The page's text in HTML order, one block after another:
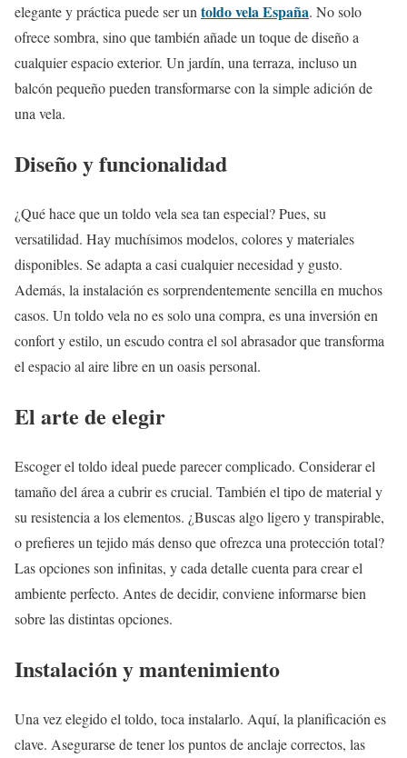
elegante y práctica puede ser untoldo vela España. No solo
ofrece sombra, sino que también añade un toque de diseño a
cualquier espacio exterior. Un jardín, una terraza, incluso un
balcón pequeño pueden transformarse con la simple adición de
una vela.
Diseño y funcionalidad
¿Qué hace que un toldo vela sea tan especial? Pues, su
versatilidad. Hay muchísimos modelos, colores y materiales
disponibles. Se adapta a casi cualquier necesidad y gusto.
Además, la instalación es sorprendentemente sencilla en muchos
casos. Un toldo vela no es solo una compra, es una inversión en
confort y estilo, un escudo contra el sol abrasador que transforma
el espacio al aire libre en un oasis personal.
El arte de elegir
Escoger el toldo ideal puede parecer complicado. Considerar el
tamaño del área a cubrir es crucial. También el tipo de material y
su resistencia a los elementos. ¿Buscas algo ligero y transpirable,
o prefieres un tejido más denso que ofrezca una protección total?
Las opciones son infinitas, y cada detalle cuenta para crear el
ambiente perfecto. Antes de decidir, conviene informarse bien
sobre las distintas opciones.
Instalación y mantenimiento
Una vez elegido el toldo, toca instalarlo. Aquí, la planificación es
clave. Asegurarse de tener los puntos de anclaje correctos, las